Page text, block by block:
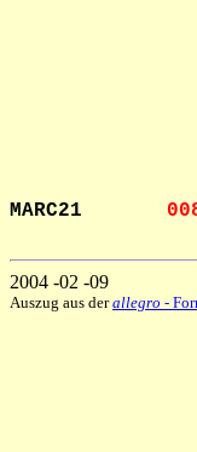
MARC21
2004 -02 -09
Auszug aus derallegro -